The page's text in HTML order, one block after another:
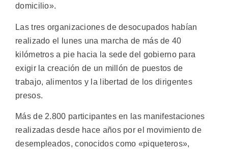
domicilio».
Las tres organizaciones de desocupados habían
realizado el lunes una marcha de más de 40
kilómetros a pie hacia la sede del gobierno para
exigir la creación de un millón de puestos de
trabajo, alimentos y la libertad de los dirigentes
presos.
Más de 2.800 participantes en las manifestaciones
realizadas desde hace años por el movimiento de
desempleados, conocidos como «piqueteros»,